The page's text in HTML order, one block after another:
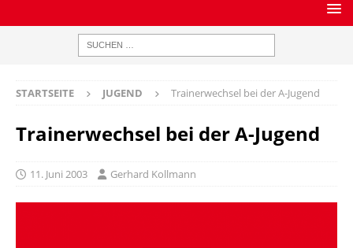
STARTSEITE JUGEND Trainerwechsel bei der A-Jugend
Trainerwechsel bei der A-Jugend
11. Juni 2003 Gerhard Kollmann